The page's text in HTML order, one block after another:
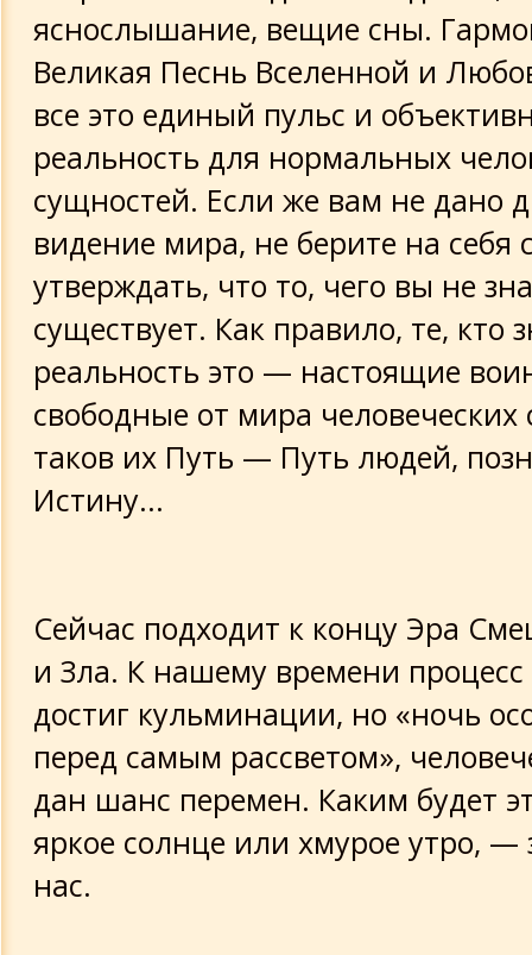
яснослышание, вещие сны.
Великая Песнь Вселенной и
все это единый пульс и
реальность для нормальных
сущностей. Если же вам не дано
видение мира, не берите на себя
утверждать, что то, чего вы не
существует. Как правило, те, кто
реальность это — настоящие
свободные от мира человеческих
таков их Путь — Путь людей,
Истину...
Сейчас подходит к концу Эра
и Зла. К нашему времени
достиг кульминации, но «ночь
перед самым рассветом»,
дан шанс перемен. Каким будет
яркое солнце или хмурое утро, —
нас.